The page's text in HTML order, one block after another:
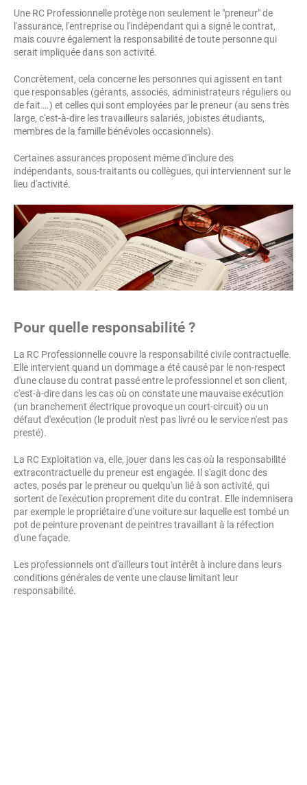
Une RC Professionnelle protège non seulement le "preneur" de
l'assurance, l'entreprise ou l'indépendant qui a signé le contrat,
mais couvre également la responsabilité de toute personne qui
serait impliquée dans son activité.
Concrètement, cela concerne les personnes qui agissent en tant
que responsables (gérants, associés, administrateurs réguliers ou
de fait….) et celles qui sont employées par le preneur (au sens très
large, c'est-à-dire les travailleurs salariés, jobistes étudiants,
membres de la famille bénévoles occasionnels).
Certaines assurances proposent même d'inclure des
indépendants, sous-traitants ou collègues, qui interviennent sur le
lieu d'activité.
Pour quelle responsabilité ?
La RC Professionnelle couvre la responsabilité civile contractuelle.
Elle intervient quand un dommage a été causé par le non-respect
d'une clause du contrat passé entre le professionnel et son client,
c'est-à-dire dans les cas où on constate une mauvaise exécution
(un branchement électrique provoque un court-circuit) ou un
défaut d'exécution (le produit n'est pas livré ou le service n'est pas
presté).
La RC Exploitation va, elle, jouer dans les cas où la responsabilité
extracontractuelle du preneur est engagée. Il s'agit donc des
actes, posés par le preneur ou quelqu'un lié à son activité, qui
sortent de l'exécution proprement dite du contrat. Elle indemnisera
par exemple le propriétaire d'une voiture sur laquelle est tombé un
pot de peinture provenant de peintres travaillant à la réfection
d'une façade.
Les professionnels ont d'ailleurs tout intérêt à inclure dans leurs
conditions générales de vente une clause limitant leur
responsabilité.